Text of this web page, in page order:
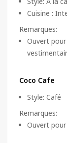
Cuisine :
Remarques:
Ouvert pour
Coco Cafe
Style: Café
Remarques:
Ouvert